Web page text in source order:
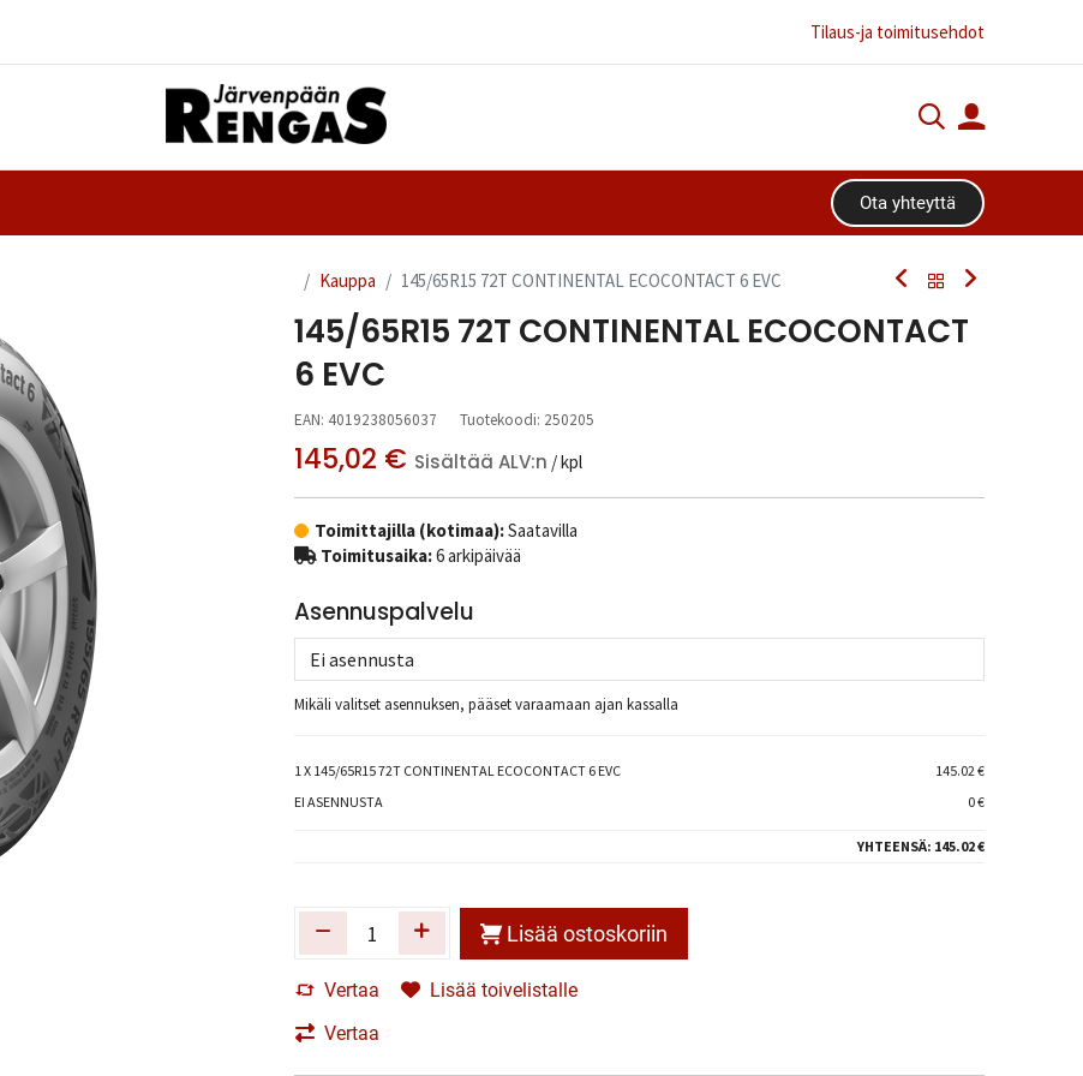
Tilaus-ja toimitusehdot
Ota yhteyttä​​​​
Kauppa 145/65R15 72T CONTINENTAL ECOCONTACT 6 EVC
145/65R15 72T CONTINENTAL ECOCONTACT
6 EVC
EAN: 4019238056037 Tuotekoodi: 250205
145,02 € Sisältää ALV:n / kpl
Toimittajilla (kotimaa):Saatavilla
Toimitusaika:6 arkipäivää
Asennuspalvelu
Mikäli valitset asennuksen, pääset varaamaan ajan kassalla
1X 145/65R15 72T CONTINENTAL ECOCONTACT 6 EVC
145.02 €
EI ASENNUSTA
0 €
YHTEENSÄ: 145.02 €
Lisää ostoskoriin
Vertaa
Lisää toivelistalle
Vertaa